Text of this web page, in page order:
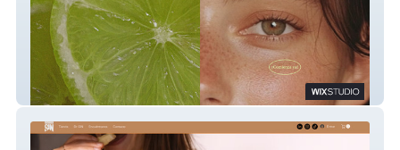
Spain Gluten Free